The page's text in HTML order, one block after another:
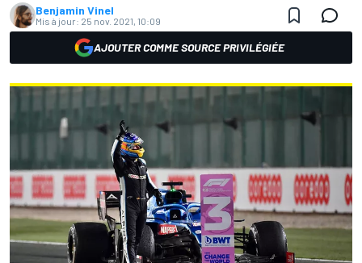
Benjamin Vinel
Mis à jour: 25 nov. 2021, 10:09
AJOUTER COMME SOURCE PRIVILÉGIÉE